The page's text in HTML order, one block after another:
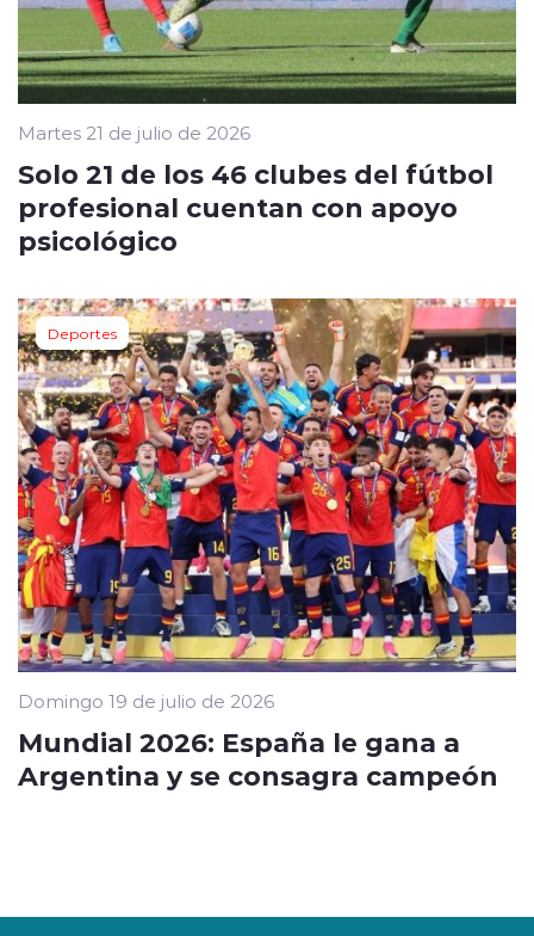
Martes 21 de julio de 2026
Solo 21 de los 46 clubes del fútbol
profesional cuentan con apoyo
psicológico
Deportes
Domingo 19 de julio de 2026
Mundial 2026: España le gana a
Argentina y se consagra campeón